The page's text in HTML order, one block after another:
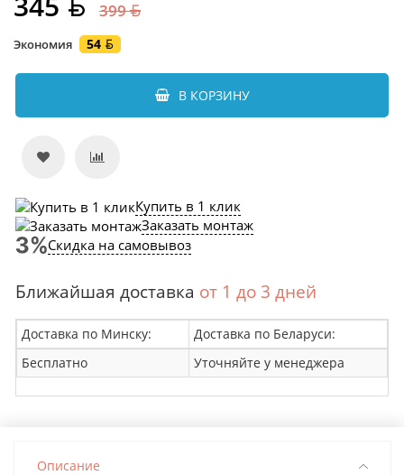
399
Экономия 54
В КОРЗИНУ
Купить в 1 клик
Заказать монтаж
Скидка на самовывоз
Ближайшая доставка от 1 до 3 дней
Доставка по Минску:
Доставка по Беларуси:
Бесплатно
Уточняйте у менеджера
Описание